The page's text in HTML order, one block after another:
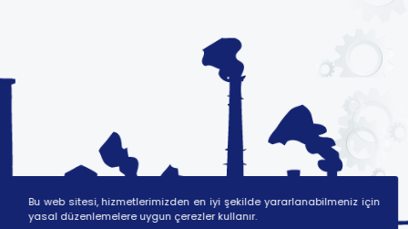
Bu web sitesi, hizmetlerimizden en iyi şekilde yararlanabilmeniz için
yasal düzenlemelere uygun çerezler kullanır.